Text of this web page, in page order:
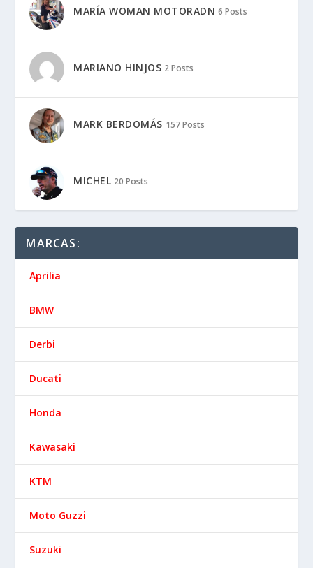
MARÍA WOMAN MOTORADN 6 Posts
MARIANO HINJOS 2 Posts
MARK BERDOMÁS 157 Posts
MICHEL 20 Posts
MARCAS:
Aprilia
BMW
Derbi
Ducati
Honda
Kawasaki
KTM
Moto Guzzi
Suzuki